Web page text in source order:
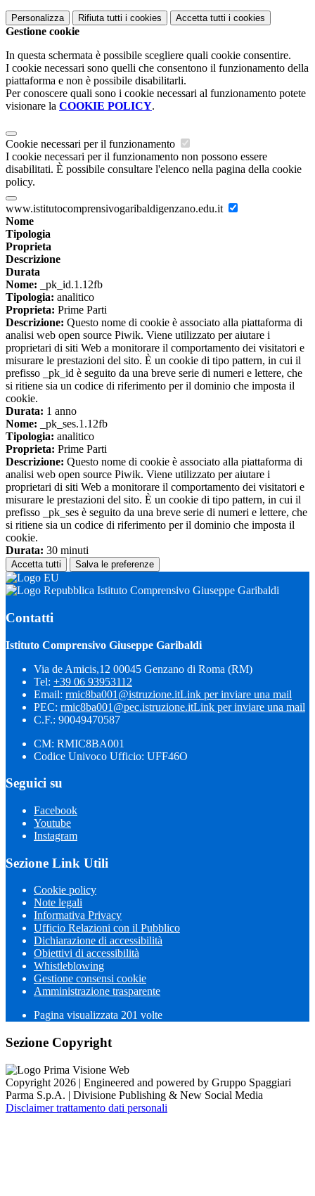
Personalizza Rifiuta tutti i cookies Accetta tutti i cookies
Gestione cookie
In questa schermata è possibile scegliere quali cookie consentire.
I cookie necessari sono quelli che consentono il funzionamento della
piattaforma e non è possibile disabilitarli.
Per conoscere quali sono i cookie necessari al funzionamento potete
visionare la COOKIE POLICY.
Cookie necessari per il funzionamento
I cookie necessari per il funzionamento non possono essere
disabilitati. È possibile consultare l'elenco nella pagina della cookie
policy.
www.istitutocomprensivogaribaldigenzano.edu.it
Nome
Tipologia
Proprieta
Descrizione
Durata
Nome: _pk_id.1.12fb
Tipologia: analitico
Proprieta: Prime Parti
Descrizione: Questo nome di cookie è associato alla piattaforma di
analisi web open source Piwik. Viene utilizzato per aiutare i
proprietari di siti Web a monitorare il comportamento dei visitatori e
misurare le prestazioni del sito. È un cookie di tipo pattern, in cui il
prefisso _pk_id è seguito da una breve serie di numeri e lettere, che
si ritiene sia un codice di riferimento per il dominio che imposta il
cookie.
Durata: 1 anno
Nome: _pk_ses.1.12fb
Tipologia: analitico
Proprieta: Prime Parti
Descrizione: Questo nome di cookie è associato alla piattaforma di
analisi web open source Piwik. Viene utilizzato per aiutare i
proprietari di siti Web a monitorare il comportamento dei visitatori e
misurare le prestazioni del sito. È un cookie di tipo pattern, in cui il
prefisso _pk_ses è seguito da una breve serie di numeri e lettere, che
si ritiene sia un codice di riferimento per il dominio che imposta il
cookie.
Durata: 30 minuti
Accetta tutti Salva le preferenze
Istituto Comprensivo Giuseppe Garibaldi
Contatti
Istituto Comprensivo Giuseppe Garibaldi
Via de Amicis,12 00045 Genzano di Roma (RM)
Tel: +39 06 93953112
Email: rmic8ba001@istruzione.itLink per inviare una mail
PEC: rmic8ba001@pec.istruzione.itLink per inviare una mail
C.F.: 90049470587
CM: RMIC8BA001
Codice Univoco Ufficio: UFF46O
Seguici su
Facebook
Youtube
Instagram
Sezione Link Utili
Cookie policy
Note legali
Informativa Privacy
Ufficio Relazioni con il Pubblico
Dichiarazione di accessibilità
Obiettivi di accessibilità
Whistleblowing
Gestione consensi cookie
Amministrazione trasparente
Pagina visualizzata 201 volte
Sezione Copyright
Copyright 2026 | Engineered and powered by Gruppo Spaggiari
Parma S.p.A. | Divisione Publishing & New Social Media
Disclaimer trattamento dati personali